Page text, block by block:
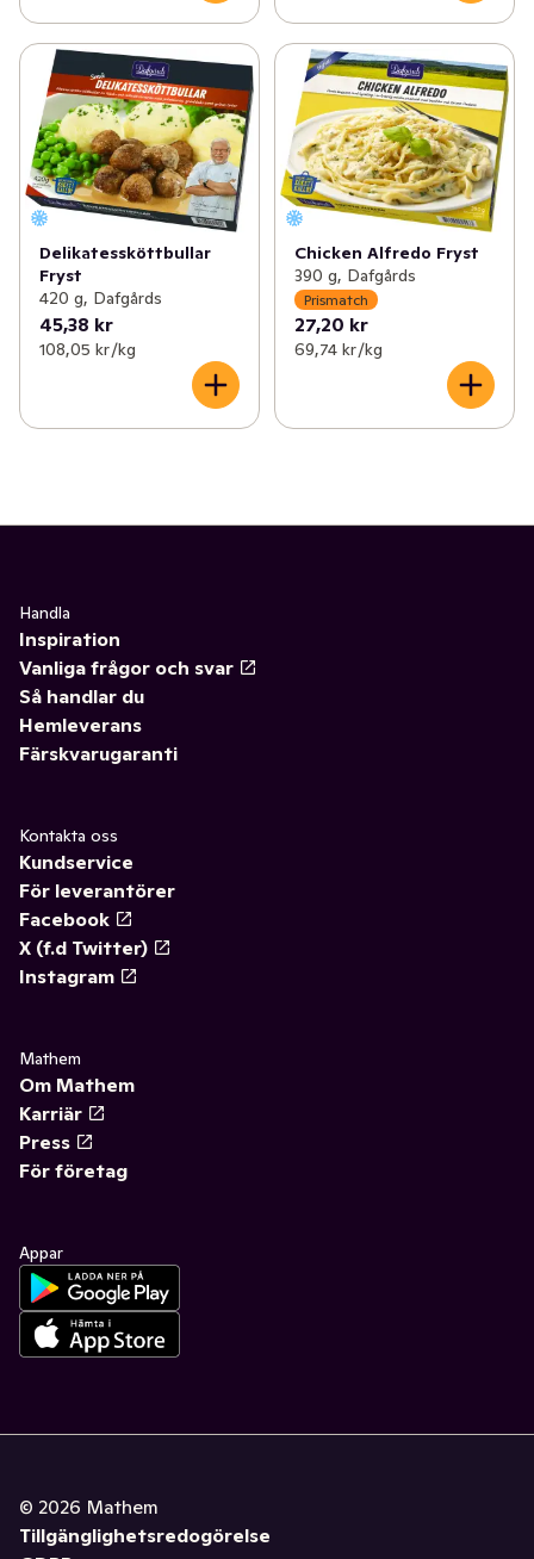
Delikatessköttbullar
Fryst
420 g, Dafgårds
45,38 kr
108,05 kr /kg
Chicken Alfredo Fryst
390 g, Dafgårds
Prismatch
27,20 kr
69,74 kr /kg
Handla
Inspiration
Vanliga frågor och svar
Så handlar du
Hemleverans
Färskvarugaranti
Kontakta oss
Kundservice
För leverantörer
Facebook
X (f.d Twitter)
Instagram
Mathem
Om Mathem
Karriär
Press
För företag
Appar
© 2026 Mathem
Tillgänglighetsredogörelse